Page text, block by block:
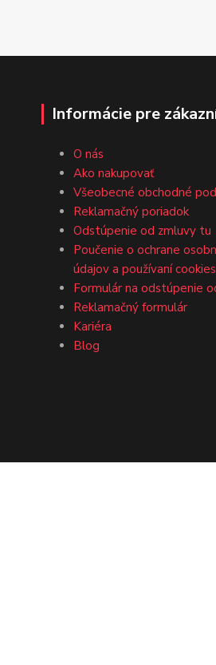
Informácie pre
O nás
Ako nakupovať
Všeobecné obchodné
Reklamačný poriadok
Odstúpenie od zmluvy tu
Poučenie o ochrane
údajov a používaní cookies
Formulár na odstúpenie
Reklamačný formulár
Kariéra
Blog